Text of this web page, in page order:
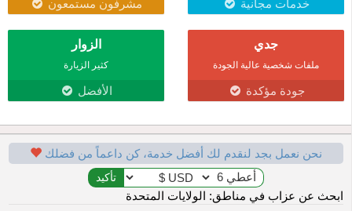
خدمات مجانية مشرفون مستمعون
جدي
ملفات شخصية عالية الجودة
جودة مؤكدة
الزوار
كثير الزيارة
الأفضل
نحن نعمل بجد لنقدم لك أفضل خدمة، كن داعماً من فضلك
ابحث عن عزاب في مناطق: الولايات المتحدة